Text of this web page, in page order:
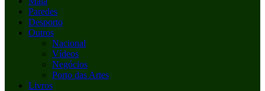
Paredes
Desporto
Outros
Nacional
Vídeos
Negócios
Porto das Artes
Livros